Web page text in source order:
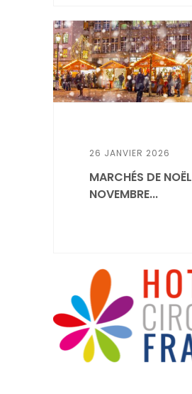
26 JANVIER 2026
MARCHÉS DE
NOVEMBRE...